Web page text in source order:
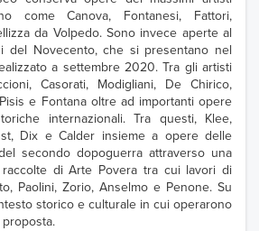
come Canova, Fontanesi, Fattori,
da Volpedo. Sono invece aperte al
del Novecento, che si presentano nel
a settembre 2020. Tra gli artisti
Casorati, Modigliani, De Chirico,
e Fontana oltre ad importanti opere
internazionali. Tra questi, Klee,
Dix e Calder insieme a opere delle
secondo dopoguerra attraverso una
di Arte Povera tra cui lavori di
Paolini, Zorio, Anselmo e Penone. Su
storico e culturale in cui operarono